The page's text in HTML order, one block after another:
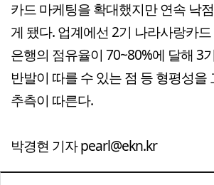
카드 마케팅을 확대했지만 연속 낙
게 됐다. 업계에선 2기 나라사랑카
은행의 점유율이 70~80%에 달해 3
반발이 따를 수 있는 점 등 형평성을
추측이 따른다.
박경현 기자 pearl@ekn.kr